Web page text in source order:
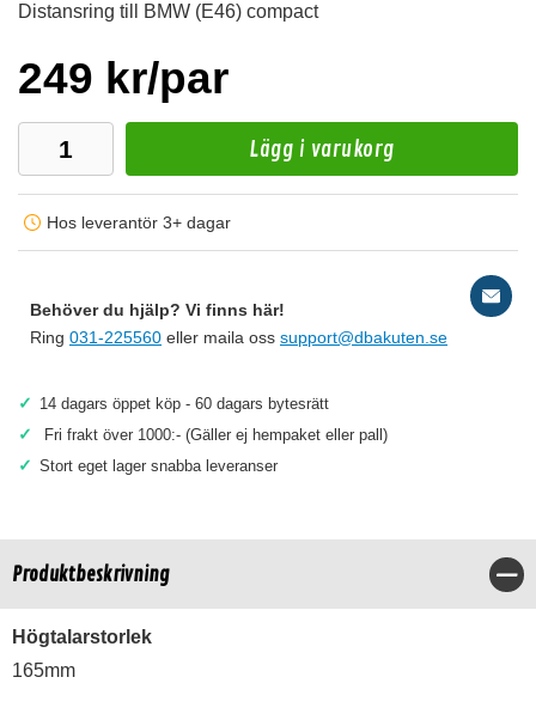
Distansring till BMW (E46) compact
249 kr/par
Lägg i varukorg
Hos leverantör 3+ dagar
Behöver du hjälp? Vi finns här!
Ring 031-225560 eller maila oss support@dbakuten.se
✓ 14 dagars öppet köp - 60 dagars bytesrätt
✓ Fri frakt över 1000:- (Gäller ej hempaket eller pall)
✓ Stort eget lager snabba leveranser
Produktbeskrivning
Högtalarstorlek
165mm